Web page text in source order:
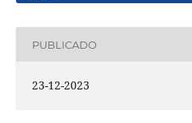
PUBLICADO
23-12-2023